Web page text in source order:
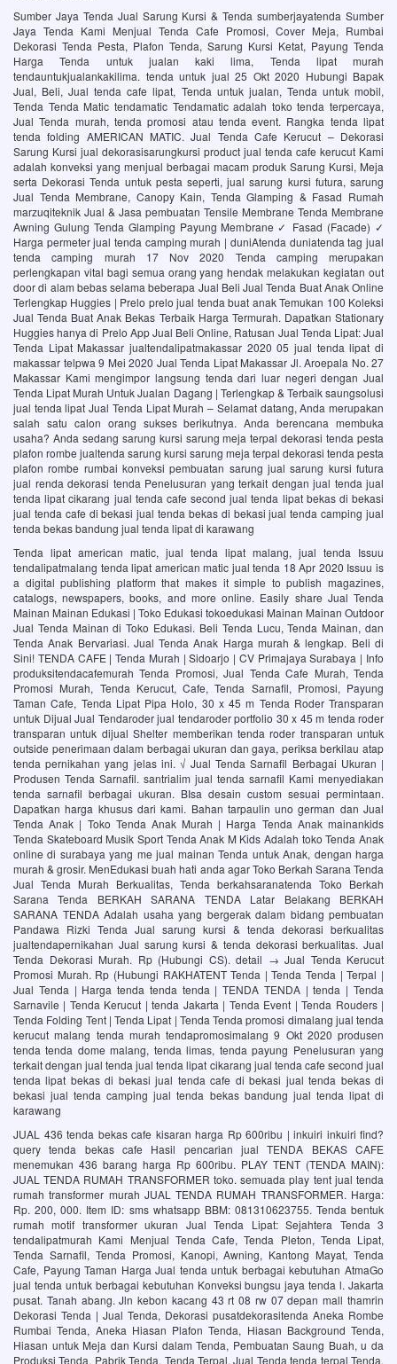
Sumber Jaya Tenda Jual Sarung Kursi & Tenda sumberjayatenda Sumber
Jaya Tenda Kami Menjual Tenda Cafe Promosi, Cover Meja, Rumbai
Dekorasi Tenda Pesta, Plafon Tenda, Sarung Kursi Ketat, Payung Tenda
Harga Tenda untuk jualan kaki lima, Tenda lipat murah
tendauntukjualankakilima. tenda untuk jual 25 Okt 2020 Hubungi Bapak
Jual, Beli, Jual tenda cafe lipat, Tenda untuk jualan, Tenda untuk mobil,
Tenda Tenda Matic tendamatic Tendamatic adalah toko tenda terpercaya,
Jual Tenda murah, tenda promosi atau tenda event. Rangka tenda lipat
tenda folding AMERICAN MATIC. Jual Tenda Cafe Kerucut – Dekorasi
Sarung Kursi jual dekorasisarungkursi product jual tenda cafe kerucut Kami
adalah konveksi yang menjual berbagai macam produk Sarung Kursi, Meja
serta Dekorasi Tenda untuk pesta seperti, jual sarung kursi futura, sarung
Jual Tenda Membrane, Canopy Kain, Tenda Glamping & Fasad Rumah
marzuqiteknik Jual & Jasa pembuatan Tensile Membrane Tenda Membrane
Awning Gulung Tenda Glamping Payung Membrane ✓ Fasad (Facade) ✓
Harga permeter jual tenda camping murah | duniAtenda duniatenda tag jual
tenda camping murah 17 Nov 2020 Tenda camping merupakan
perlengkapan vital bagi semua orang yang hendak melakukan kegiatan out
door di alam bebas selama beberapa Jual Beli Jual Tenda Buat Anak Online
Terlengkap Huggies | Prelo prelo jual tenda buat anak Temukan 100 Koleksi
Jual Tenda Buat Anak Bekas Terbaik Harga Termurah. Dapatkan Stationary
Huggies hanya di Prelo App Jual Beli Online, Ratusan Jual Tenda Lipat: Jual
Tenda Lipat Makassar jualtendalipatmakassar 2020 05 jual tenda lipat di
makassar telpwa 9 Mei 2020 Jual Tenda Lipat Makassar Jl. Aroepala No. 27
Makassar Kami mengimpor langsung tenda dari luar negeri dengan Jual
Tenda Lipat Murah Untuk Jualan Dagang | Terlengkap & Terbaik saungsolusi
jual tenda lipat Jual Tenda Lipat Murah – Selamat datang, Anda merupakan
salah satu calon orang sukses berikutnya. Anda berencana membuka
usaha? Anda sedang sarung kursi sarung meja terpal dekorasi tenda pesta
plafon rombe jualtenda sarung kursi sarung meja terpal dekorasi tenda pesta
plafon rombe rumbai konveksi pembuatan sarung jual sarung kursi futura
jual renda dekorasi tenda Penelusuran yang terkait dengan jual tenda jual
tenda lipat cikarang jual tenda cafe second jual tenda lipat bekas di bekasi
jual tenda cafe di bekasi jual tenda bekas di bekasi jual tenda camping jual
tenda bekas bandung jual tenda lipat di karawang
Tenda lipat american matic, jual tenda lipat malang, jual tenda Issuu
tendalipatmalang tenda lipat american matic jual tenda 18 Apr 2020 Issuu is
a digital publishing platform that makes it simple to publish magazines,
catalogs, newspapers, books, and more online. Easily share Jual Tenda
Mainan Mainan Edukasi | Toko Edukasi tokoedukasi Mainan Mainan Outdoor
Jual Tenda Mainan di Toko Edukasi. Beli Tenda Lucu, Tenda Mainan, dan
Tenda Anak Bervariasi. Jual Tenda Anak Harga murah & lengkap. Beli di
Sini! TENDA CAFE | Tenda Murah | Sidoarjo | CV Primajaya Surabaya | Info
produksitendacafemurah Tenda Promosi, Jual Tenda Cafe Murah, Tenda
Promosi Murah, Tenda Kerucut, Cafe, Tenda Sarnafil, Promosi, Payung
Taman Cafe, Tenda Lipat Pipa Holo, 30 x 45 m Tenda Roder Transparan
untuk Dijual Jual Tendaroder jual tendaroder portfolio 30 x 45 m tenda roder
transparan untuk dijual Shelter memberikan tenda roder transparan untuk
outside penerimaan dalam berbagai ukuran dan gaya, periksa berkilau atap
tenda pernikahan yang jelas ini. √ Jual Tenda Sarnafil Berbagai Ukuran |
Produsen Tenda Sarnafil. santrialim jual tenda sarnafil Kami menyediakan
tenda sarnafil berbagai ukuran. BIsa desain custom sesuai permintaan.
Dapatkan harga khusus dari kami. Bahan tarpaulin uno german dan Jual
Tenda Anak | Toko Tenda Anak Murah | Harga Tenda Anak mainankids
Tenda Skateboard Musik Sport Tenda Anak M Kids Adalah toko Tenda Anak
online di surabaya yang me jual mainan Tenda untuk Anak, dengan harga
murah & grosir. MenEdukasi buah hati anda agar Toko Berkah Sarana Tenda
Jual Tenda Murah Berkualitas, Tenda berkahsaranatenda Toko Berkah
Sarana Tenda BERKAH SARANA TENDA Latar Belakang BERKAH
SARANA TENDA Adalah usaha yang bergerak dalam bidang pembuatan
Pandawa Rizki Tenda Jual sarung kursi & tenda dekorasi berkualitas
jualtendapernikahan Jual sarung kursi & tenda dekorasi berkualitas. Jual
Tenda Dekorasi Murah. Rp (Hubungi CS). detail → Jual Tenda Kerucut
Promosi Murah. Rp (Hubungi RAKHATENT Tenda | Tenda Tenda | Terpal |
Jual Tenda | Harga tenda tenda tenda | TENDA TENDA | tenda | Tenda
Sarnavile | Tenda Kerucut | tenda Jakarta | Tenda Event | Tenda Rouders |
Tenda Folding Tent | Tenda Lipat | Tenda Tenda promosi dimalang jual tenda
kerucut malang tenda murah tendapromosimalang 9 Okt 2020 produsen
tenda tenda dome malang, tenda limas, tenda payung Penelusuran yang
terkait dengan jual tenda jual tenda lipat cikarang jual tenda cafe second jual
tenda lipat bekas di bekasi jual tenda cafe di bekasi jual tenda bekas di
bekasi jual tenda camping jual tenda bekas bandung jual tenda lipat di
karawang
JUAL 436 tenda bekas cafe kisaran harga Rp 600ribu | inkuiri inkuiri find?
query tenda bekas cafe Hasil pencarian jual TENDA BEKAS CAFE
menemukan 436 barang harga Rp 600ribu. PLAY TENT (TENDA MAIN):
JUAL TENDA RUMAH TRANSFORMER toko. semuada play tent jual tenda
rumah transformer murah JUAL TENDA RUMAH TRANSFORMER. Harga:
Rp. 200, 000. Item ID: sms whatsapp BBM: 081310623755. Tenda bentuk
rumah motif transformer ukuran Jual Tenda Lipat: Sejahtera Tenda 3
tendalipatmurah Kami Menjual Tenda Cafe, Tenda Pleton, Tenda Lipat,
Tenda Sarnafil, Tenda Promosi, Kanopi, Awning, Kantong Mayat, Tenda
Cafe, Payung Taman Harga Jual tenda untuk berbagai kebutuhan AtmaGo
jual tenda untuk berbagai kebutuhan Konveksi bungsu jaya tenda l. Jakarta
pusat. Tanah abang. Jln kebon kacang 43 rt 08 rw 07 depan mall thamrin
Dekorasi Tenda | Jual Tenda, Dekorasi pusatdekorasitenda Aneka Rombe
Rumbai Tenda, Aneka Hiasan Plafon Tenda, Hiasan Background Tenda,
Hiasan untuk Meja dan Kursi dalam Tenda, Pembuatan Saung Buah, u da
Produksi Tenda, Pabrik Tenda, Tenda Terpal, Jual Tenda tenda terpal Tenda,